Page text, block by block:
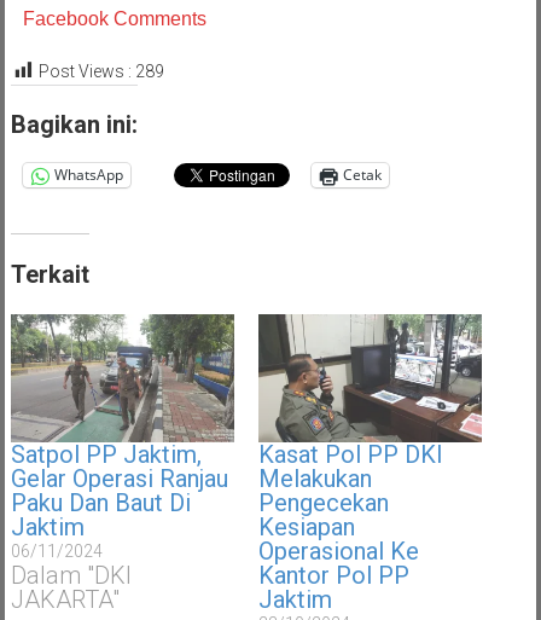
Facebook Comments
Post Views : 289
Bagikan ini:
WhatsApp Cetak
Terkait
Satpol PP Jaktim,
Gelar Operasi Ranjau
Paku Dan Baut Di
Jaktim
06/11/2024
Dalam "DKI
JAKARTA"
Kasat Pol PP DKI
Melakukan
Pengecekan
Kesiapan
Operasional Ke
Kantor Pol PP
Jaktim